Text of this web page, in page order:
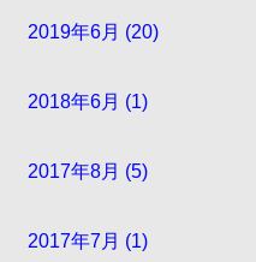
2019年6月 (20)
2018年6月 (1)
2017年8月 (5)
2017年7月 (1)